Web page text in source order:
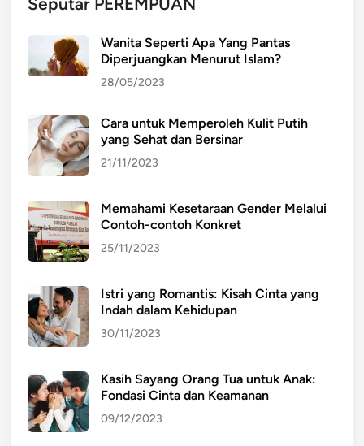
Wanita Seperti Apa Yang Pantas
Diperjuangkan Menurut Islam?
28/05/2023
Cara untuk Memperoleh Kulit Putih
yang Sehat dan Bersinar
21/11/2023
Memahami Kesetaraan Gender Melalui
Contoh-contoh Konkret
25/11/2023
Istri yang Romantis: Kisah Cinta yang
Indah dalam Kehidupan
30/11/2023
Kasih Sayang Orang Tua untuk Anak:
Fondasi Cinta dan Keamanan
09/12/2023